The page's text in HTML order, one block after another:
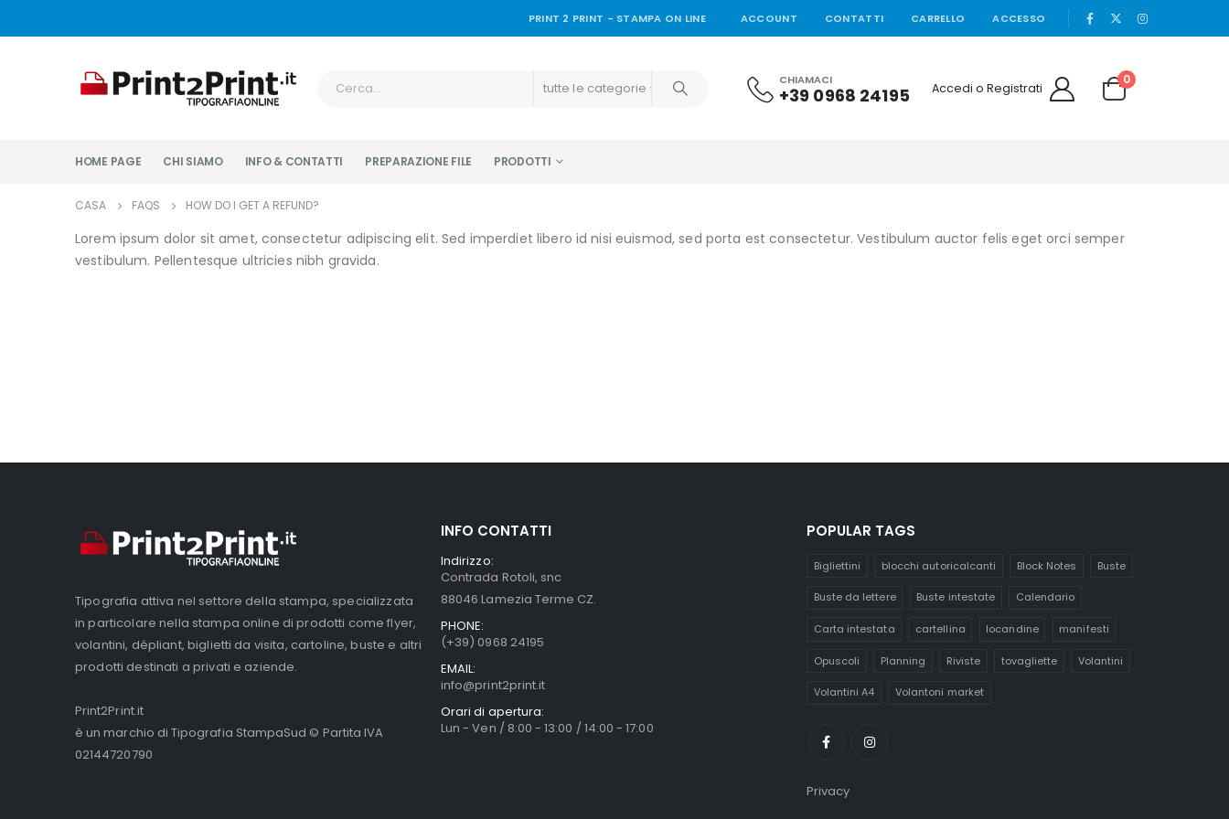
PRINT 2 PRINT - STAMPA ON LINE ACCOUNT CONTATTI CARRELLO ACCESSO |
tutte le categorie CHIAMACI
+39 0968 24195 Accedi o Registrati
0
HOME PAGE CHI SIAMO INFO & CONTATTI PREPARAZIONE FILE PRODOTTI
CASA FAQS HOW DO I GET A REFUND?
Lorem ipsum dolor sit amet, consectetur adipiscing elit. Sed imperdiet libero id nisi euismod, sed porta est consectetur. Vestibulum auctor felis eget orci semper
vestibulum. Pellentesque ultricies nibh gravida.
Tipografia attiva nel settore della stampa, specializzata
in particolare nella stampa online di prodotti come flyer,
volantini, dépliant, biglietti da visita, cartoline, buste e altri
prodotti destinati a privati e aziende.
Print2Print.it
è un marchio di Tipografia StampaSud © Partita IVA
02144720790
INFO CONTATTI
Indirizzo:
Contrada Rotoli, snc
88046 Lamezia Terme CZ.
PHONE:
(+39) 0968 24195
EMAIL:
info@print2print.it
Orari di apertura:
Lun - Ven / 8:00 - 13:00 / 14:00 - 17:00
POPULAR TAGS
Bigliettini blocchi autoricalcanti Block Notes Buste
Buste da lettere Buste intestate Calendario
Carta intestata cartellina locandine manifesti
Opuscoli Planning Riviste tovagliette Volantini
Volantini A4 Volantoni market
Privacy